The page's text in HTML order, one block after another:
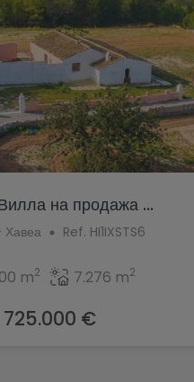
на продажа ...
Ref. HI1IXSTS6
m2 7.276 m2
725.000 €